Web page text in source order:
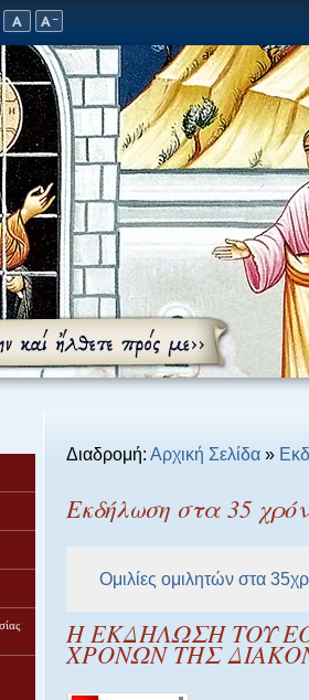
Διαδρομή: Αρχική Σελίδα »
Εκδήλωση στα 35
Ομιλίες ομιλητών στα
Η ΕΚΔΗΛΩΣΗ ΤΟΥ
ΧΡΟΝΩΝ ΤΗΣ